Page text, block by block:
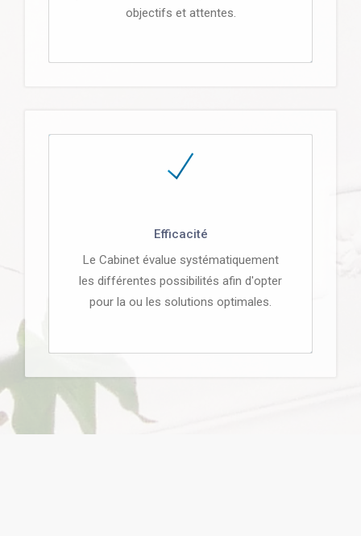
objectifs et attentes.
Efficacité
Le Cabinet évalue systématiquement
les différentes possibilités afin d'opter
pour la ou les solutions optimales.